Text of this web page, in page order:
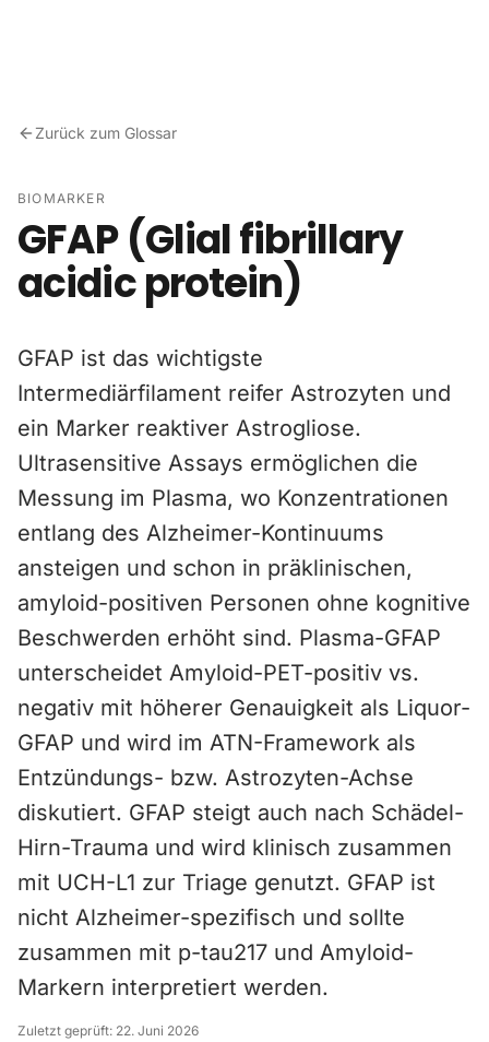
Zurück zum Glossar
BIOMARKER
GFAP (Glial fibrillary
acidic protein)
GFAP ist das wichtigste
Intermediärfilament reifer Astrozyten und
ein Marker reaktiver Astrogliose.
Ultrasensitive Assays ermöglichen die
Messung im Plasma, wo Konzentrationen
entlang des Alzheimer-Kontinuums
ansteigen und schon in präklinischen,
amyloid-positiven Personen ohne kognitive
Beschwerden erhöht sind. Plasma-GFAP
unterscheidet Amyloid-PET-positiv vs.
negativ mit höherer Genauigkeit als Liquor-
GFAP und wird im ATN-Framework als
Entzündungs- bzw. Astrozyten-Achse
diskutiert. GFAP steigt auch nach Schädel-
Hirn-Trauma und wird klinisch zusammen
mit UCH-L1 zur Triage genutzt. GFAP ist
nicht Alzheimer-spezifisch und sollte
zusammen mit p-tau217 und Amyloid-
Markern interpretiert werden.
Zuletzt geprüft: 22. Juni 2026